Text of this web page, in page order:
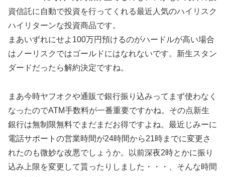
資信託に自動で投資を行ってくれる最近人気のハイリスク
ハイリターンな投資商品です。
まあいずれにせよ100万円預けるのがハードルが高い場合
はノーリスクではゴールドにはなれないです。新生スタン
ダードだったら解約決定ですね。
まあ今時ヤフオクや通販で銀行振り込みってまず使わなく
なったのでATM手数料が一番重要ですかね。その点新生
銀行は無制限無料でまだまだお得ですよね。最近じみーに
電話サポートの営業時間が24時間から21時までに変更さ
れたのも微妙な改悪でしょうか。以前深夜2時とかに振り
込み上限を変更して貰ったりしました・・・、そんな時間